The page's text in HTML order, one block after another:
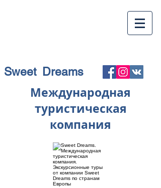
Sweet Dreams
Международная
туристическая
компания